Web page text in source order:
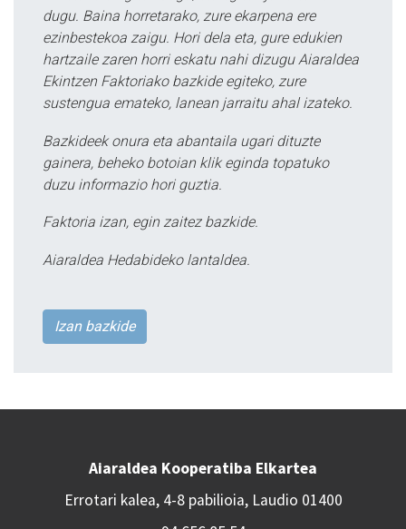
dugu. Baina horretarako, zure ekarpena ere
ezinbestekoa zaigu. Hori dela eta, gure edukien
hartzaile zaren horri eskatu nahi dizugu Aiaraldea
Ekintzen Faktoriako bazkide egiteko, zure
sustengua emateko, lanean jarraitu ahal izateko.
Bazkideek onura eta abantaila ugari dituzte
gainera, beheko botoian klik eginda topatuko
duzu informazio hori guztia.
Faktoria izan, egin zaitez bazkide.
Aiaraldea Hedabideko lantaldea.
Izan bazkide
Aiaraldea Kooperatiba Elkartea
Errotari kalea, 4-8 pabilioia, Laudio 01400